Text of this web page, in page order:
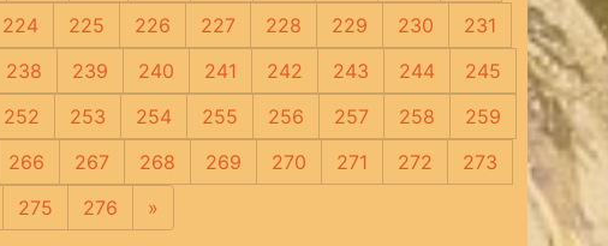
224 225 226 227 228 229 230
231
238 239 240 241 242 243 244
245
252 253 254 255 256 257 258
259
266 267 268 269 270 271 272
273
275 276 »